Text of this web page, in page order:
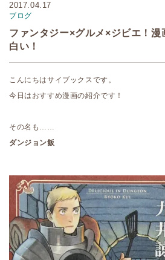
2017.04.17
ブログ
ファンタジー×グルメ×ジビエ！漫
白い！
こんにちはサイブックスです。
今日はおすすめ漫画の紹介です！
その名も……
ダンジョン飯